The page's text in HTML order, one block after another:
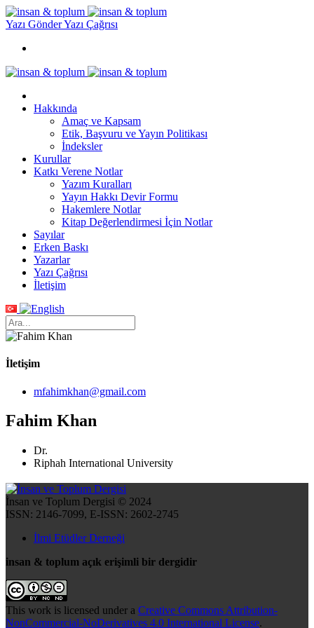
Yazı GönderYazı Çağrısı
Hakkında
Amaç ve Kapsam
Etik, Başvuru ve Yayın Politikası
İndeksler
Kurullar
Katkı Verene Notlar
Yazım Kuralları
Yayın Hakkı Devir Formu
Hakemlere Notlar
Kitap Değerlendirmesi İçin Notlar
Sayılar
Erken Baskı
Yazarlar
Yazı Çağrısı
İletişim
İletişim
mfahimkhan@gmail.com
Fahim Khan
Dr.
Riphah International University
İnsan ve Toplum Dergisi © 2024
ISSN: 2146-7099, E-ISSN: 2602-2745
İlmi Etüdler Derneği
insan & toplum açık erişimli bir dergidir
This work is licensed under a Creative Commons Attribution-
NonCommercial-NoDerivatives 4.0 International License.